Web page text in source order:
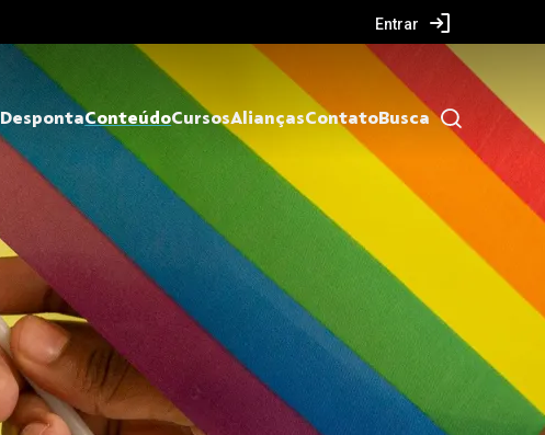
Entrar
DespontaConteúdoCursosAliançasContatoBusca